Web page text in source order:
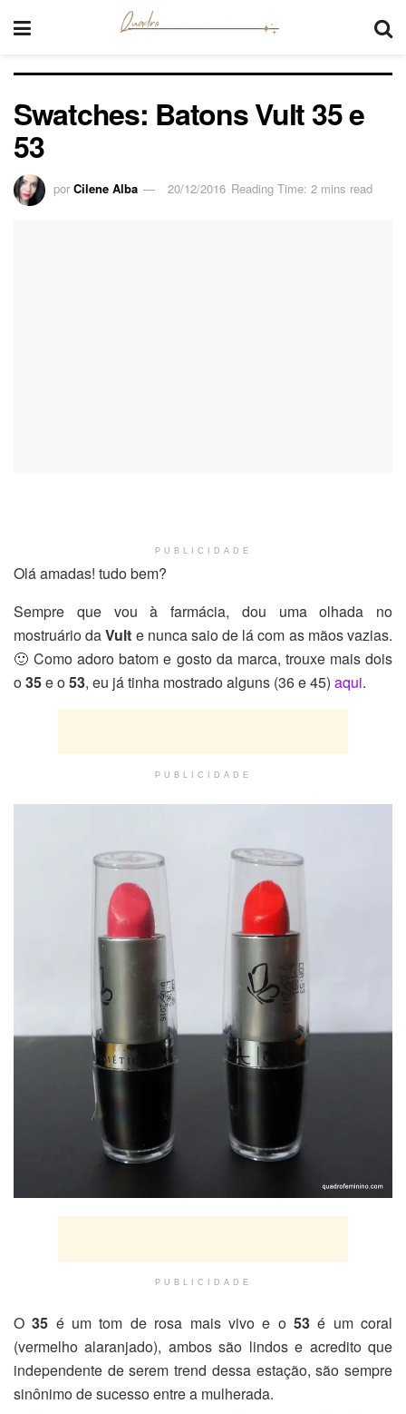
Swatches: Batons Vult 35 e
53
por Cilene Alba 20/12/2016 Reading Time: 2 mins read
PUBLICIDADE
Olá amadas! tudo bem?
Sempre que vou à farmácia, dou uma olhada no
mostruário daVult e nunca saio de lá com as mãos vazias.
🙂 Como adoro batom e gosto da marca, trouxe mais dois
o35e o53, eu já tinha mostrado alguns (36 e 45) aqui.
PUBLICIDADE
PUBLICIDADE
O 35 é um tom de rosa mais vivo e o 53é um coral
(vermelho alaranjado), ambos são lindos e acredito que
independente de serem trend dessa estação, são sempre
sinônimo de sucesso entre a mulherada.